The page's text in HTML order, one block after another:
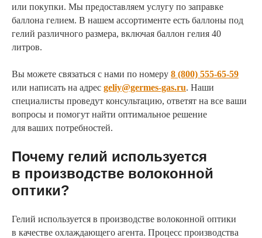
или покупки. Мы предоставляем услугу по заправке
баллона гелием. В нашем ассортименте есть баллоны под
гелий различного размера, включая баллон гелия 40
литров.
Вы можете связаться с нами по номеру 8 (800) 555-65-59
или написать на адрес geliy@germes-gas.ru. Наши
специалисты проведут консультацию, ответят на все ваши
вопросы и помогут найти оптимальное решение
для ваших потребностей.
Почему гелий используется
в производстве волоконной
оптики?
Гелий используется в производстве волоконной оптики
в качестве охлаждающего агента. Процесс производства